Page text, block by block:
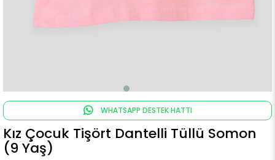
WHATSAPP DESTEK HATTI
Kız Çocuk Tişört Dantelli Tüllü Somon
(9 Yaş)